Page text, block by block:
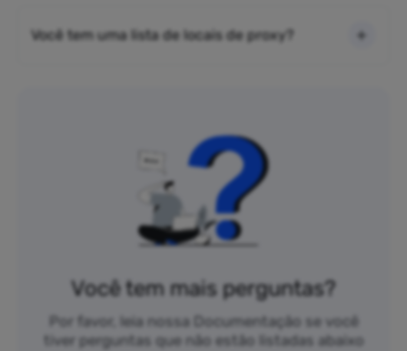
Você tem uma lista de locais de proxy?
Você tem mais perguntas?
Por favor, leia nossa Documentação se você
tiver perguntas que não estão listadas abaixo